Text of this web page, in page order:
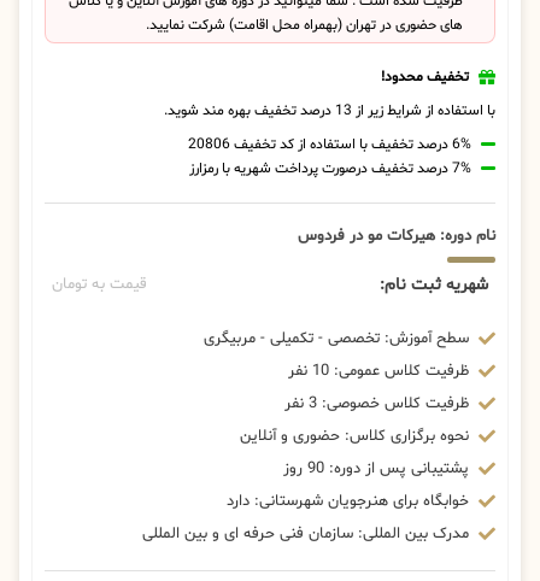
های حضوری در تهران (بهمراه محل اقامت) شرکت نمایید.
تخفیف محدود!
با استفاده از شرایط زیر از 13 درصد تخفیف بهره مند شوید.
6% درصد تخفیف با استفاده از کد تخفیف 20806
7% درصد تخفیف درصورت پرداخت شهریه با رمزارز
نام دوره: هیرکات مو در فردوس
شهریه ثبت نام: قیمت به تومان
سطح آموزش: تخصصی - تکمیلی - مربیگری
ظرفیت کلاس عمومی: 10 نفر
ظرفیت کلاس خصوصی: 3 نفر
نحوه برگزاری کلاس: حضوری و آنلاین
پشتیبانی پس از دوره: 90 روز
خوابگاه برای هنرجویان شهرستانی: دارد
مدرک بین المللی: سازمان فنی حرفه ای و بین المللی